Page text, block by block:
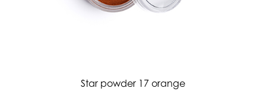
Star powder 17 orange